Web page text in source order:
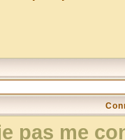
pas me